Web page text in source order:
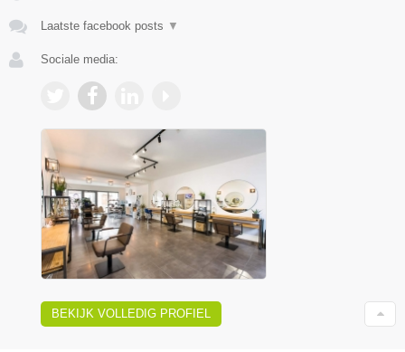
Laatste facebook posts ▼
Sociale media:
BEKIJK VOLLEDIG PROFIEL